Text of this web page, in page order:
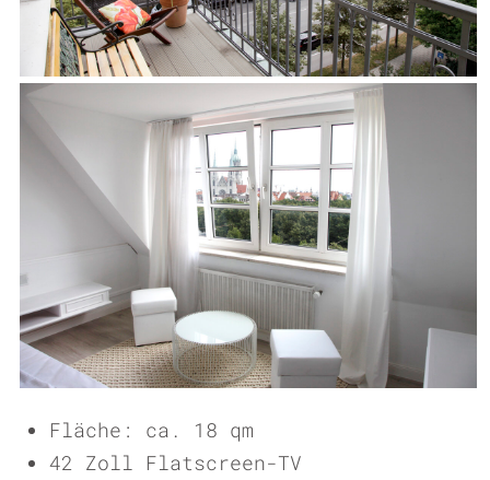
Fläche: ca. 18 qm
42 Zoll Flatscreen-TV